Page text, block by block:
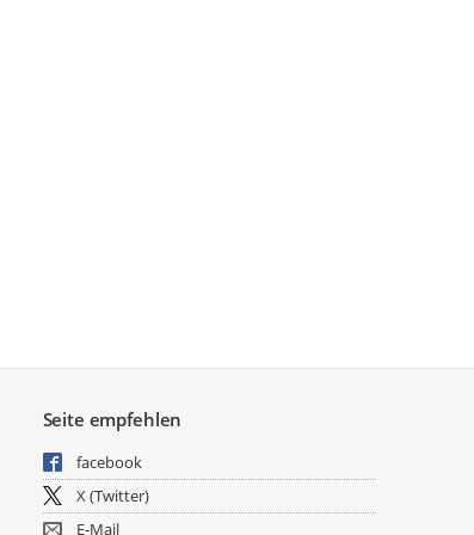
Seite empfehlen
facebook
X (Twitter)
E-Mail